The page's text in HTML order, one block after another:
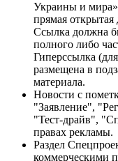
Украины и
прямая открытая
Ссылка должна
полного либо
Гиперссылка
размещена в
материала.
Новости с
"Заявление",
"Тест-драйв",
правах рекламы.
Раздел
коммерческими